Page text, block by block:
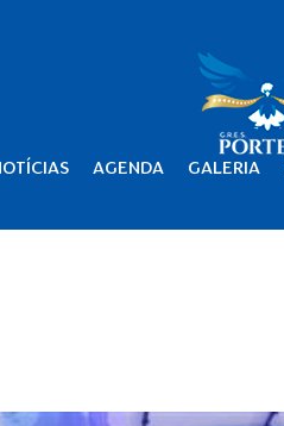
AGENDA GALERIA